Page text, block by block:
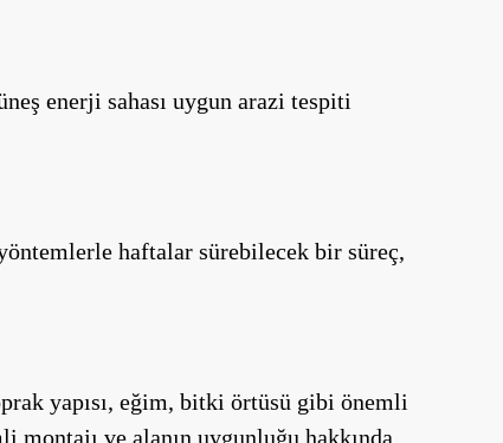
enerji sahası uygun arazi tespiti
haftalar sürebilecek bir süreç,
yapısı, eğim, bitki örtüsü gibi önemli
ve alanın uygunluğu hakkında